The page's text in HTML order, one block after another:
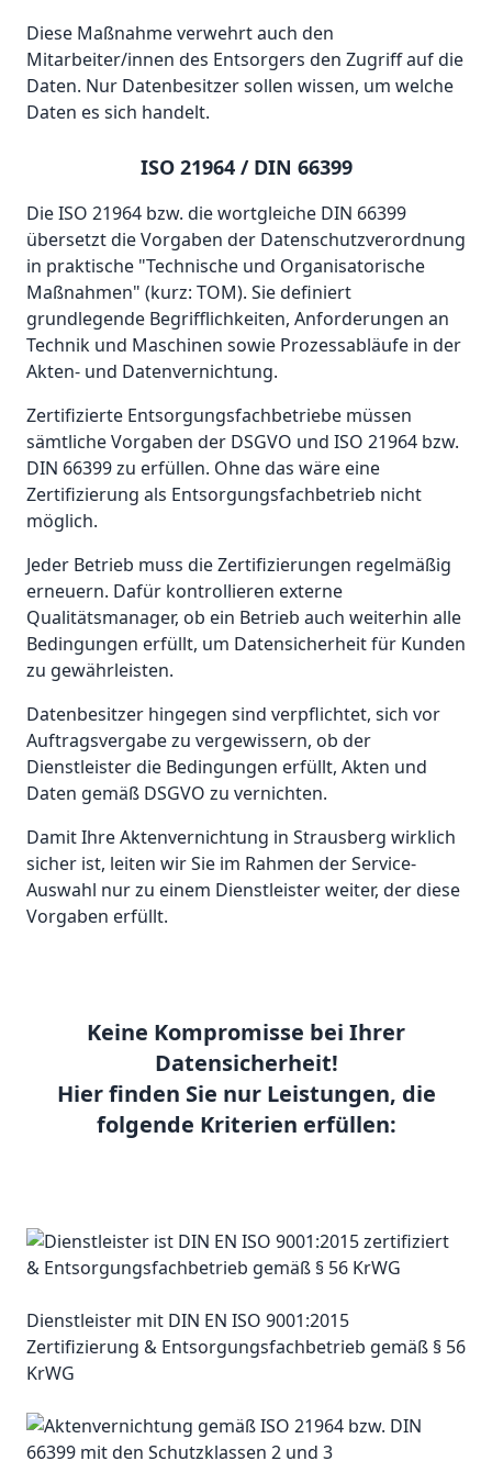
Diese Maßnahme verwehrt auch den
Mitarbeiter/innen des Entsorgers den Zugriff auf die
Daten. Nur Datenbesitzer sollen wissen, um welche
Daten es sich handelt.
ISO 21964 / DIN 66399
Die ISO 21964 bzw. die wortgleiche DIN 66399
übersetzt die Vorgaben der Datenschutzverordnung
in praktische "Technische und Organisatorische
Maßnahmen" (kurz: TOM). Sie definiert
grundlegende Begrifflichkeiten, Anforderungen an
Technik und Maschinen sowie Prozessabläufe in der
Akten- und Datenvernichtung.
Zertifizierte Entsorgungsfachbetriebe müssen
sämtliche Vorgaben der DSGVO und ISO 21964 bzw.
DIN 66399 zu erfüllen. Ohne das wäre eine
Zertifizierung als Entsorgungsfachbetrieb nicht
möglich.
Jeder Betrieb muss die Zertifizierungen regelmäßig
erneuern. Dafür kontrollieren externe
Qualitätsmanager, ob ein Betrieb auch weiterhin alle
Bedingungen erfüllt, um Datensicherheit für Kunden
zu gewährleisten.
Datenbesitzer hingegen sind verpflichtet, sich vor
Auftragsvergabe zu vergewissern, ob der
Dienstleister die Bedingungen erfüllt, Akten und
Daten gemäß DSGVO zu vernichten.
Damit Ihre Aktenvernichtung in Strausberg wirklich
sicher ist, leiten wir Sie im Rahmen der Service-
Auswahl nur zu einem Dienstleister weiter, der diese
Vorgaben erfüllt.
Keine Kompromisse bei Ihrer
Datensicherheit!
Hier finden Sie nur Leistungen, die
folgende Kriterien erfüllen:
Dienstleister mit DIN EN ISO 9001:2015
Zertifizierung & Entsorgungsfachbetrieb gemäß § 56
KrWG